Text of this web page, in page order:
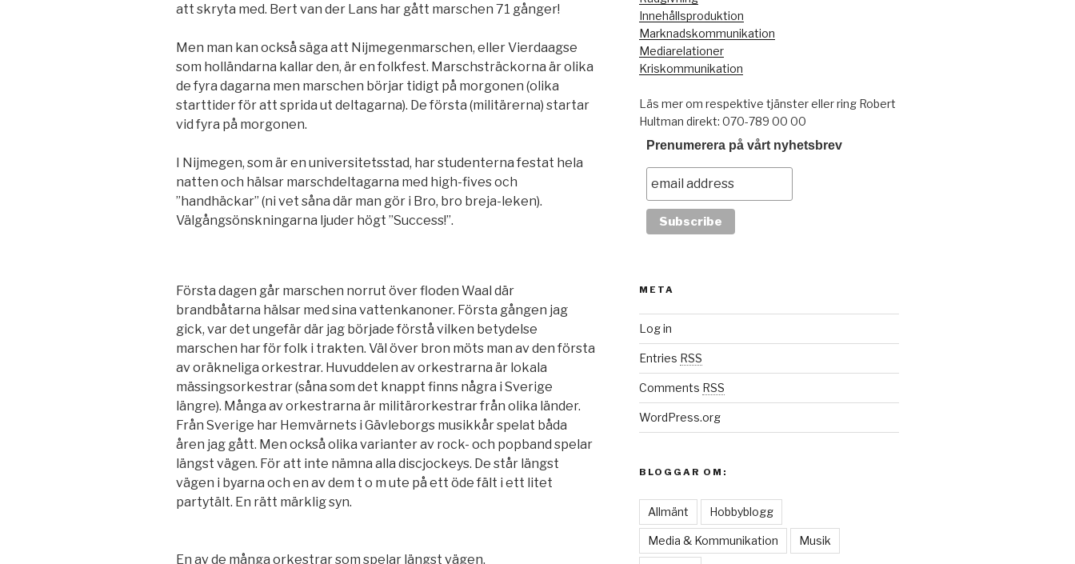
att skryta med. Bert van der Lans har gått marschen 71 gånger!
Men man kan också säga att Nijmegenmarschen, eller Vierdaagse
som holländarna kallar den, är en folkfest. Marschsträckorna är olika
de fyra dagarna men marschen börjar tidigt på morgonen (olika
starttider för att sprida ut deltagarna). De första (militärerna) startar
vid fyra på morgonen.
I Nijmegen, som är en universitetsstad, har studenterna festat hela
natten och hälsar marschdeltagarna med high-fives och
”handhäckar” (ni vet såna där man gör i Bro, bro breja-leken).
Välgångsönskningarna ljuder högt ”Success!”.
Första dagen går marschen norrut över floden Waal där
brandbåtarna hälsar med sina vattenkanoner. Första gången jag
gick, var det ungefär där jag började förstå vilken betydelse
marschen har för folk i trakten. Väl över bron möts man av den första
av oräkneliga orkestrar. Huvuddelen av orkestrarna är lokala
mässingsorkestrar (såna som det knappt finns några i Sverige
längre). Många av orkestrarna är militärorkestrar från olika länder.
Från Sverige har Hemvärnets i Gävleborgs musikkår spelat båda
åren jag gått. Men också olika varianter av rock- och popband spelar
längst vägen. För att inte nämna alla discjockeys. De står längst
vägen i byarna och en av dem t o m ute på ett öde fält i ett litet
partytält. En rätt märklig syn.
En av de många orkestrar som spelar längst vägen.
Innehållsproduktion
Marknadskommunikation
Mediarelationer
Kriskommunikation
Läs mer om respektive tjänster eller ring Robert
Hultman direkt: 070-789 00 00
Prenumerera på vårt nyhetsbrev
META
Log in
Entries RSS
Comments RSS
WordPress.org
BLOGGAR OM:
Allmänt Hobbyblogg
Media & Kommunikation Musik